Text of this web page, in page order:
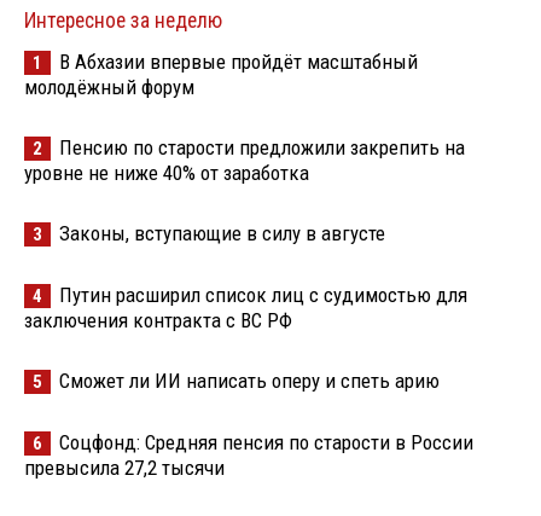
Интересное за неделю
1
В Абхазии впервые пройдёт масштабный
молодёжный форум
2
Пенсию по старости предложили закрепить на
уровне не ниже 40% от заработка
3 Законы, вступающие в силу в августе
4
Путин расширил список лиц с судимостью для
заключения контракта с ВС РФ
5 Сможет ли ИИ написать оперу и спеть арию
6
Соцфонд: Средняя пенсия по старости в России
превысила 27,2 тысячи